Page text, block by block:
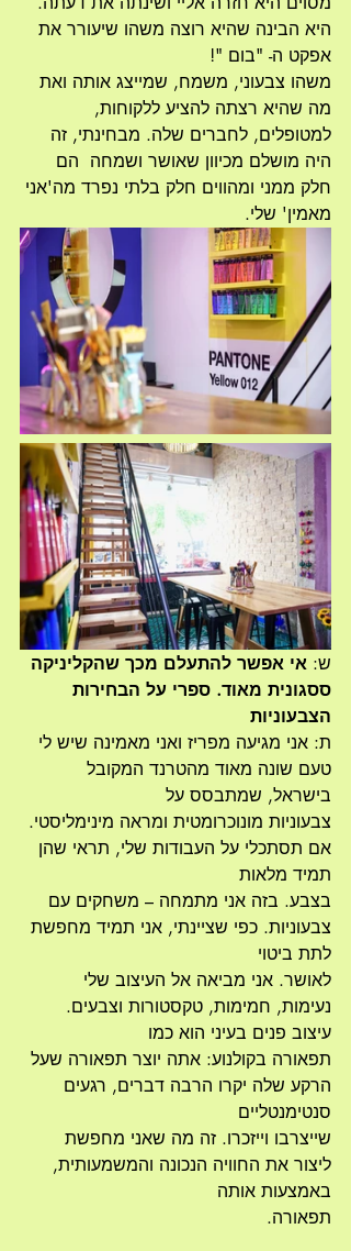
היא הבינה שהיא רוצה משהו שיעורר את
אפקט ה- "בום "!
משהו צבעוני, משמח, שמייצג אותה ואת
מה שהיא רצתה להציע ללקוחות,
למטופלים, לחברים שלה. מבחינתי, זה
היה מושלם מכיוון שאושר ושמחה  הם
חלק ממני ומהווים חלק בלתי נפרד מה'אני
מאמין' שלי.
ש: אי אפשר להתעלם מכך שהקליניקה
ססגונית מאוד. ספרי על הבחירות
הצבעוניות
ת: אני מגיעה מפריז ואני מאמינה שיש לי
טעם שונה מאוד מהטרנד המקובל
בישראל, שמתבסס על
צבעוניות מונוכרומטית ומראה מינימליסטי.
אם תסתכלי על העבודות שלי, תראי שהן
תמיד מלאות
בצבע. בזה אני מתמחה – משחקים עם
צבעוניות. כפי שציינתי, אני תמיד מחפשת
לתת ביטוי
לאושר. אני מביאה אל העיצוב שלי
נעימות, חמימות, טקסטורות וצבעים.
עיצוב פנים בעיני הוא כמו
תפאורה בקולנוע: אתה יוצר תפאורה שעל
הרקע שלה יקרו הרבה דברים, רגעים
סנטימנטליים
שייצרבו וייזכרו. זה מה שאני מחפשת
ליצור את החוויה הנכונה והמשמעותית,
באמצעות אותה
תפאורה.